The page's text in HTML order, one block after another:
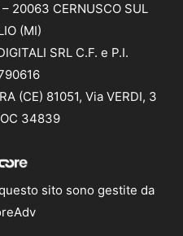
20063 CERNUSCO SUL
(MI)
SRL C.F. e P.I.
(CE) 81051, Via VERDI, 3
34839
sito sono gestite da